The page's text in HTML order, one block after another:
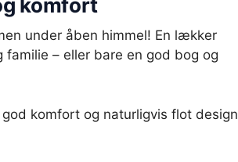
komfort
under åben himmel! En lækker
– eller bare en god bog og
komfort og naturligvis flot design